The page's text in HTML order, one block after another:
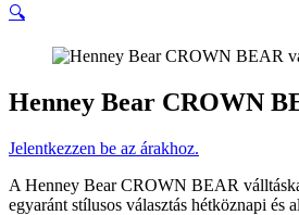
🔍
Henney Bear CROWN
Jelentkezzen be az árakhoz.
A Henney Bear CROWN BEAR
egyaránt stílusos választás hétköznapi és